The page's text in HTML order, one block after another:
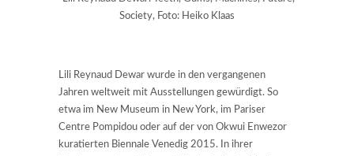
Society, Foto: Heiko Klaas
Lili Reynaud Dewar wurde in den vergangenen
Jahren weltweit mit Ausstellungen gewürdigt. So
etwa im New Museum in New York, im Pariser
Centre Pompidou oder auf der von Okwui Enwezor
kuratierten Biennale Venedig 2015. In ihrer